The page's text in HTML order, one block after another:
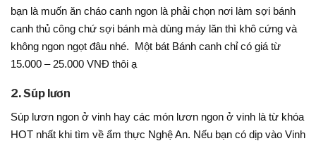
bạn là muốn ăn cháo canh ngon là phải chọn nơi làm sợi bánh
canh thủ công chứ sợi bánh mà dùng máy lăn thì khô cứng và
không ngon ngọt đâu nhé. Một bát Bánh canh chỉ có giá từ
15.000 – 25.000 VNĐ thôi ạ
2. Súp lươn
Súp lươn ngon ở vinh hay các món lươn ngon ở vinh là từ khóa
HOT nhất khi tìm về ẩm thực Nghệ An. Nếu bạn có dịp vào Vinh